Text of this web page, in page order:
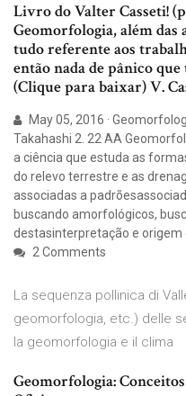
Livro do Valter Casseti!
Geomorfologia, além das
tudo referente aos
então nada de pânico
(Clique para baixar) V.
May 05, 2016 ·
Takahashi 2. 22 AA
a ciência que estuda as
do relevo terrestre e as
associadas a
buscando amorfológicos,
destasinterpretação e origem
2 Comments
La sequenza pollinica di
geomorfologia, etc.) delle
la geomorfologia e il clima
Geomorfologia: